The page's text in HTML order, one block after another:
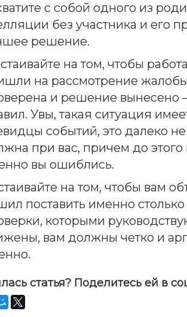
с собой одного из
без участника и его
решение.
на том, чтобы
на рассмотрение
и решение вынесено
Увы, такая ситуация
событий, это далеко
при вас, причем до
вы ошиблись.
на том, чтобы вам
поставить именно
которыми
вам должны четко и
статья? Поделитесь ей в